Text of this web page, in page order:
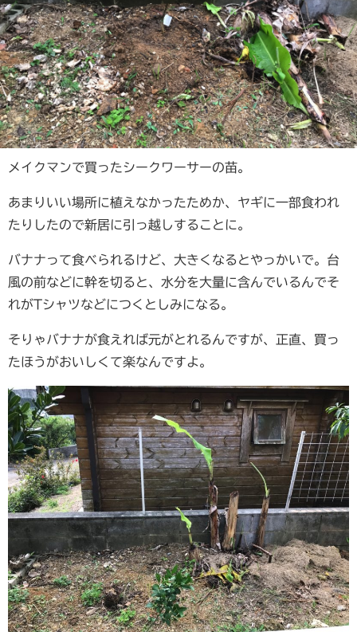
メイクマンで買ったシークワーサーの苗。
あまりいい場所に植えなかったためか、ヤギに一部食われ
たりしたので新居に引っ越しすることに。
バナナって食べられるけど、大きくなるとやっかいで。台
風の前などに幹を切ると、水分を大量に含んでいるんでそ
れがTシャツなどにつくとしみになる。
そりゃバナナが食えれば元がとれるんですが、正直、買っ
たほうがおいしくて楽なんですよ。